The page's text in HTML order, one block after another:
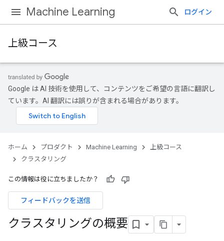
Machine Learning ログイン
上級コース
Google は AI 技術を使用して、コンテンツをご希望の言語に翻訳し
ています。AI 翻訳には誤りが含まれる場合があります。
ホーム プロダクト Machine Learning
上級コース
クラスタリング
この情報は役に立ちましたか？
フィードバックを送信
クラスタリングの概要